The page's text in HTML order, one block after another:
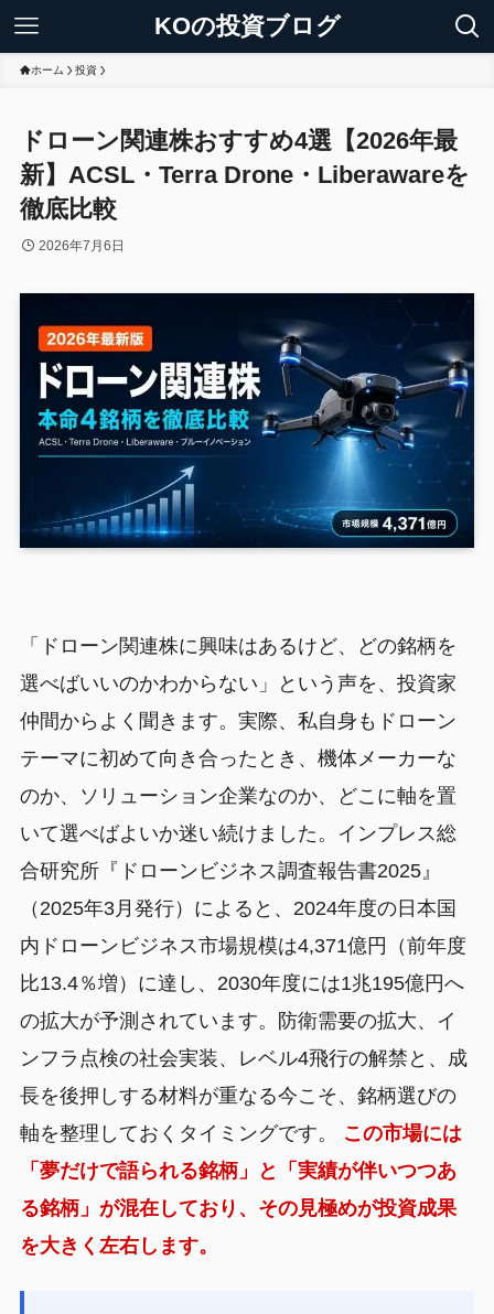
KOの投資ブログ
ホーム 投資
ドローン関連株おすすめ4選【2026年最
新】ACSL・Terra Drone・Liberawareを
徹底比較
2026年7月6日
「ドローン関連株に興味はあるけど、どの銘柄を
選べばいいのかわからない」という声を、投資家
仲間からよく聞きます。実際、私自身もドローン
テーマに初めて向き合ったとき、機体メーカーな
のか、ソリューション企業なのか、どこに軸を置
いて選べばよいか迷い続けました。インプレス総
合研究所『ドローンビジネス調査報告書2025』
（2025年3月発行）によると、2024年度の日本国
内ドローンビジネス市場規模は4,371億円（前年度
比13.4％増）に達し、2030年度には1兆195億円へ
の拡大が予測されています。防衛需要の拡大、イ
ンフラ点検の社会実装、レベル4飛行の解禁と、成
長を後押しする材料が重なる今こそ、銘柄選びの
軸を整理しておくタイミングです。
この市場には
「夢だけで語られる銘柄」と「実績が伴いつつあ
る銘柄」が混在しており、その見極めが投資成果
を大きく左右します。